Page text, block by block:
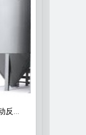
DFL自动反冲石英砂过滤器